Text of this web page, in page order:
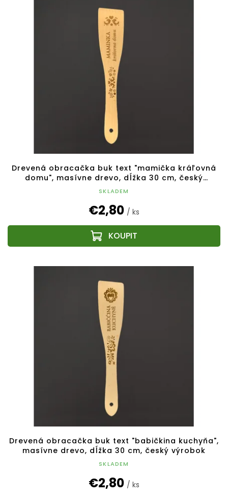
Drevená obracačka buk text "mamička kráľovná
domu", masívne drevo, dĺžka 30 cm, český
výrobok
SKLADEM
€2,80 / ks
Drevená obracačka buk text "babičkina kuchyňa",
masívne drevo, dĺžka 30 cm, český výrobok
SKLADEM
€2,80 / ks